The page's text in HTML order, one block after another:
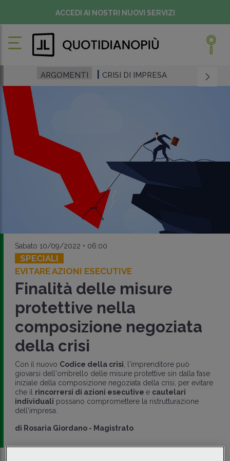
ACCEDI AI NOSTRI NUOVI SERVIZI
ARGOMENTI CRISI DI IMPRESA
Sabato 10/09/2022 • 06:00
SPECIALI
EVITARE AZIONI ESECUTIVE
Finalità delle misure
protettive nella
composizione negoziata
della crisi
Con il nuovo Codice della crisi , l'imprenditore può
giovarsi dell'ombrello delle misure protettive sin dalla fase
iniziale della composizione negoziata della crisi, per evitare
che il rincorrersi di azioni esecutive e cautelari
individuali possano compromettere la ristrutturazione
dell'impresa.
di Rosaria Giordano - Magistrato